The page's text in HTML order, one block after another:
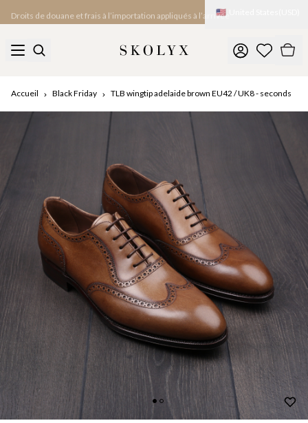
Droits de douane et frais à l’importation appliqués à l’arrivée
🇺🇸
Accueil Black Friday TLB wingtip adelaide brown EU42 / UK8 - seconds